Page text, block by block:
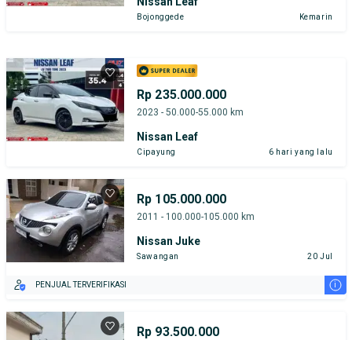
Bojonggede Kemarin
Rp 235.000.000
2023 - 50.000-55.000 km
Nissan Leaf
Cipayung 6 hari yang lalu
Rp 105.000.000
2011 - 100.000-105.000 km
Nissan Juke
Sawangan 20 Jul
PENJUAL TERVERIFIKASI i
Rp 93.500.000